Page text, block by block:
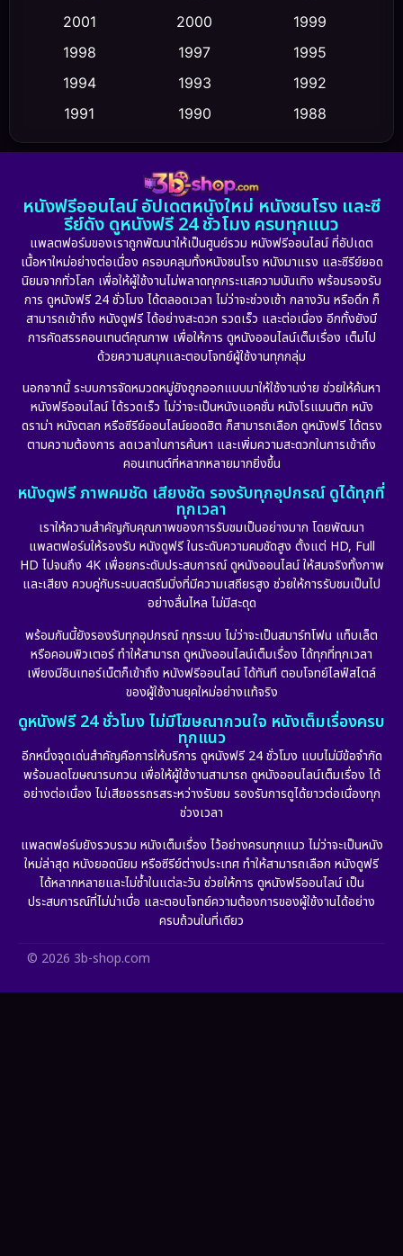
Culture (23)
Dance เต้น
Detective สืบสวน (5)
Detective สืบสวน (56)
Disaster (10)
Disney+ (23)
Drama ดราม่า (887)
Dystopian (17)
Emotional (101)
Epic มหากาพย์ (17)
Erotic (10)
Fantasy จินตนาการ (253)
Film
Gothic (6)
HBO GO (10)
HBO Max (2)
Healing
Heist (7)
2001
2000
1999
1998
1997
1995
1994
1993
1992
1991
1990
1988
1986
1985
1983
1981
1974
1971 1962
หนังฟรีออนไลน์ อัปเดตหนังใหม่ หนังชนโรง และซี
รีย์ดัง ดูหนังฟรี 24 ชั่วโมง ครบทุกแนว
แพลตฟอร์มของเราถูกพัฒนาให้เป็นศูนย์รวม หนังฟรีออนไลน์ ที่อัปเดต
เนื้อหาใหม่อย่างต่อเนื่อง ครอบคลุมทั้งหนังชนโรง หนังมาแรง และซีรีย์ยอด
นิยมจากทั่วโลก เพื่อให้ผู้ใช้งานไม่พลาดทุกกระแสความบันเทิง พร้อมรองรับ
การ ดูหนังฟรี 24 ชั่วโมง ได้ตลอดเวลา ไม่ว่าจะช่วงเช้า กลางวัน หรือดึก ก็
สามารถเข้าถึง หนังดูฟรี ได้อย่างสะดวก รวดเร็ว และต่อเนื่อง อีกทั้งยังมี
การคัดสรรคอนเทนต์คุณภาพ เพื่อให้การ ดูหนังออนไลน์เต็มเรื่อง เต็มไป
ด้วยความสนุกและตอบโจทย์ผู้ใช้งานทุกกลุ่ม
นอกจากนี้ ระบบการจัดหมวดหมู่ยังถูกออกแบบมาให้ใช้งานง่าย ช่วยให้ค้นหา
หนังฟรีออนไลน์ ได้รวดเร็ว ไม่ว่าจะเป็นหนังแอคชั่น หนังโรแมนติก หนัง
ดราม่า หนังตลก หรือซีรีย์ออนไลน์ยอดฮิต ก็สามารถเลือก ดูหนังฟรี ได้ตรง
ตามความต้องการ ลดเวลาในการค้นหา และเพิ่มความสะดวกในการเข้าถึง
คอนเทนต์ที่หลากหลายมากยิ่งขึ้น
หนังดูฟรี ภาพคมชัด เสียงชัด รองรับทุกอุปกรณ์ ดูได้ทุกที่
ทุกเวลา
เราให้ความสำคัญกับคุณภาพของการรับชมเป็นอย่างมาก โดยพัฒนา
แพลตฟอร์มให้รองรับ หนังดูฟรี ในระดับความคมชัดสูง ตั้งแต่ HD, Full
HD ไปจนถึง 4K เพื่อยกระดับประสบการณ์ ดูหนังออนไลน์ ให้สมจริงทั้งภาพ
และเสียง ควบคู่กับระบบสตรีมมิ่งที่มีความเสถียรสูง ช่วยให้การรับชมเป็นไป
อย่างลื่นไหล ไม่มีสะดุด
พร้อมกันนี้ยังรองรับทุกอุปกรณ์ ทุกระบบ ไม่ว่าจะเป็นสมาร์ทโฟน แท็บเล็ต
หรือคอมพิวเตอร์ ทำให้สามารถ ดูหนังออนไลน์เต็มเรื่อง ได้ทุกที่ทุกเวลา
เพียงมีอินเทอร์เน็ตก็เข้าถึง หนังฟรีออนไลน์ ได้ทันที ตอบโจทย์ไลฟ์สไตล์
ของผู้ใช้งานยุคใหม่อย่างแท้จริง
ดูหนังฟรี 24 ชั่วโมง ไม่มีโฆษณากวนใจ หนังเต็มเรื่องครบ
ทุกแนว
อีกหนึ่งจุดเด่นสำคัญคือการให้บริการ ดูหนังฟรี 24 ชั่วโมง แบบไม่มีข้อจำกัด
พร้อมลดโฆษณารบกวน เพื่อให้ผู้ใช้งานสามารถ ดูหนังออนไลน์เต็มเรื่อง ได้
อย่างต่อเนื่อง ไม่เสียอรรถรสระหว่างรับชม รองรับการดูได้ยาวต่อเนื่องทุก
ช่วงเวลา
แพลตฟอร์มยังรวบรวม หนังเต็มเรื่อง ไว้อย่างครบทุกแนว ไม่ว่าจะเป็นหนัง
ใหม่ล่าสุด หนังยอดนิยม หรือซีรีย์ต่างประเทศ ทำให้สามารถเลือก หนังดูฟรี
ได้หลากหลายและไม่ซ้ำในแต่ละวัน ช่วยให้การ ดูหนังฟรีออนไลน์ เป็น
ประสบการณ์ที่ไม่น่าเบื่อ และตอบโจทย์ความต้องการของผู้ใช้งานได้อย่าง
ครบถ้วนในที่เดียว
© 2026 3b-shop.com